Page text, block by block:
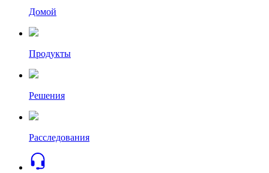
Домой
Продукты
Решения
Расследования